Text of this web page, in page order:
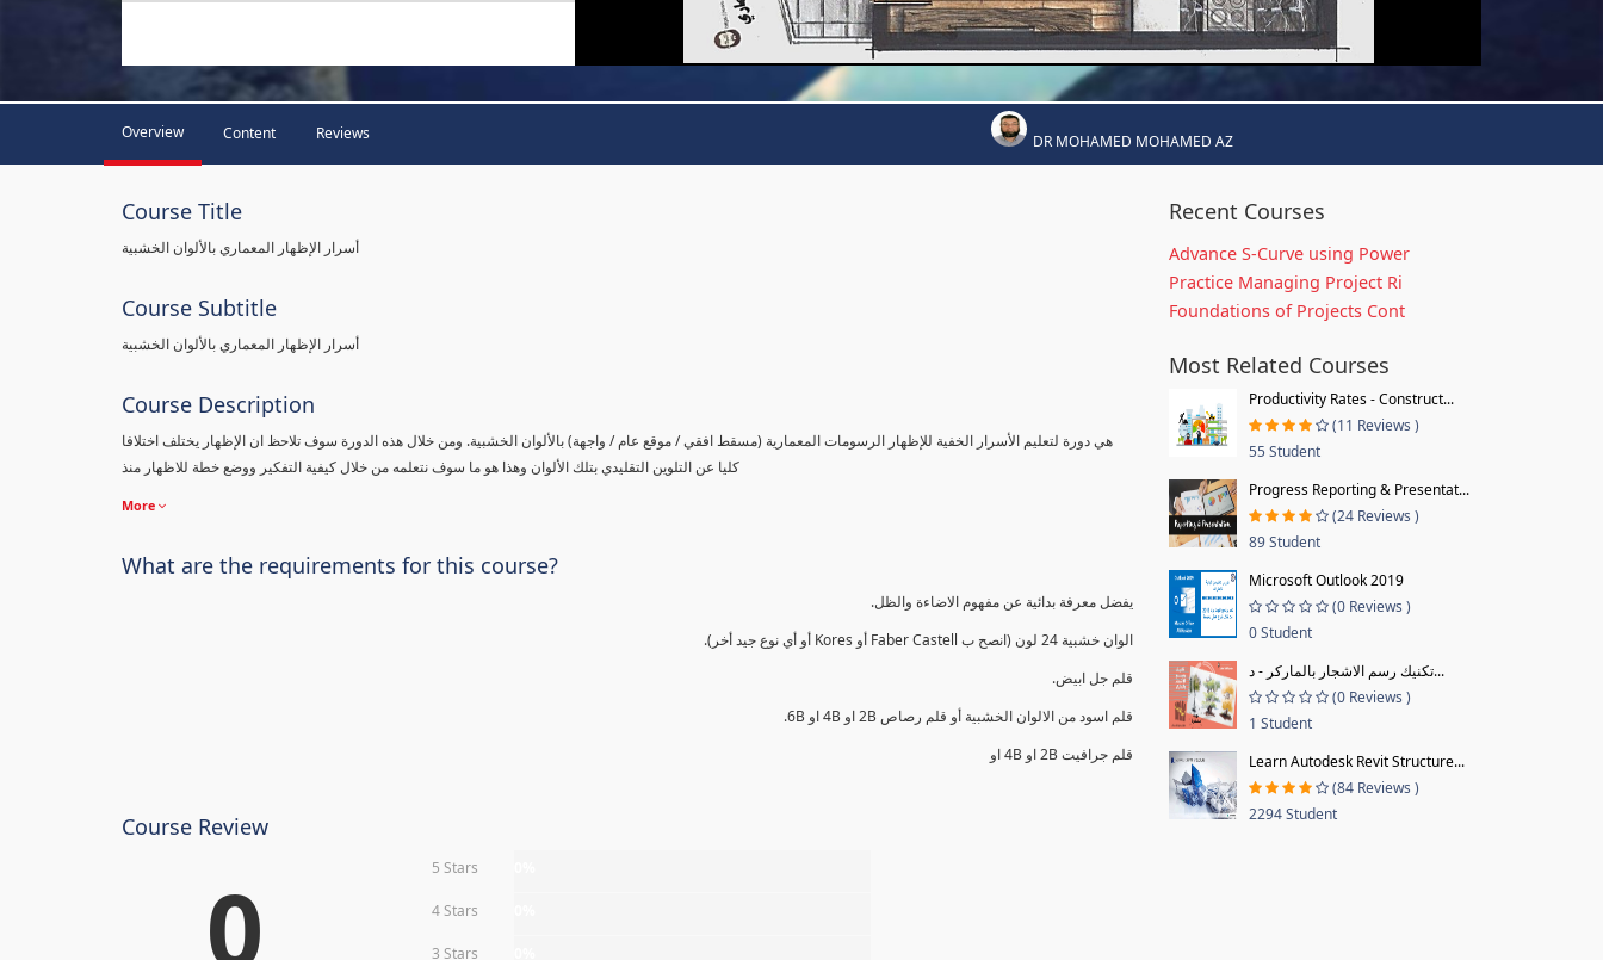
Overview Content Reviews DR MOHAMED MOHAMED AZ
Course Title
أسرار الإظهار المعماري بالألوان الخشبية
Course Subtitle
أسرار الإظهار المعماري بالألوان الخشبية
Course Description
هي دورة لتعليم الأسرار الخفية للإظهار الرسومات المعمارية (مسقط افقي / موقع عام / واجهة) بالألوان الخشبية. ومن خلال هذه الدورة سوف تلاحظ ان الإظهار يختلف اختلافا
كليا عن التلوين التقليدي بتلك الألوان وهذا هو ما سوف نتعلمه من خلال كيفية التفكير ووضع خطة للاظهار منذ
More
What are the requirements for this course?
يفضل معرفة بدائية عن مفهوم الاضاءة والظل.
الوان خشبية 24 لون (انصح ب Faber Castell أو Kores أو أي نوع جيد أخر).
قلم جل ابيض.
قلم اسود من الالوان الخشبية أو قلم رصاص 2B او 4B او 6B.
قلم جرافيت 2B او 4B او
Course Review
0 5 Stars
4 Stars
3 Stars
Recent Courses
Advance S-Curve using Power
Practice Managing Project Ri
Foundations of Projects Cont
Most Related Courses
Productivity Rates - Construct...
(11 Reviews )
55 Student
Progress Reporting & Presentat...
(24 Reviews )
89 Student
Microsoft Outlook 2019
(0 Reviews )
0 Student
تكنيك رسم الاشجار بالماركر - د...
(0 Reviews )
1 Student
Learn Autodesk Revit Structure...
(84 Reviews )
2294 Student